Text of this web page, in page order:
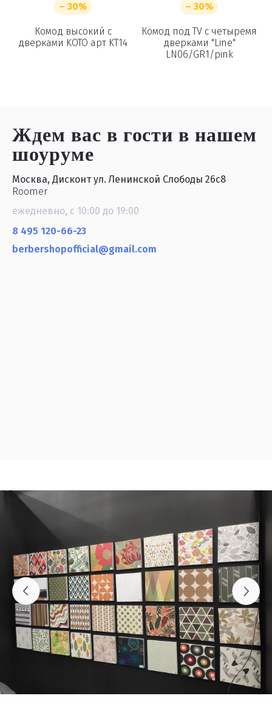
– 30%
Комод высокий с
дверками KOTO арт KT14
– 30%
Комод под TV с четыремя
дверками "Line"
LN06/GR1/pink
Ждем вас в гостив нашем
шоуруме
Москва, Дисконт ул. Ленинской Слободы 26с8
Roomer
ежедневно, с 10:00 до 19:00
8 495 120-66-23
berbershopofficial@gmail.com